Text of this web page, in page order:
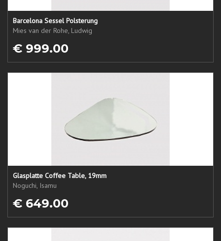
Barcelona Sessel Polsterung
Mies van der Rohe, Ludwig
€ 999.00
Glasplatte Coffee Table, 19mm
Noguchi, Isamu
€ 649.00